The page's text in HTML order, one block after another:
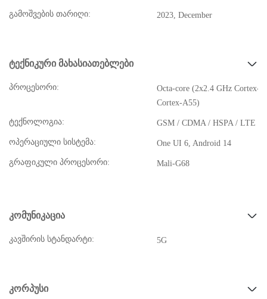
გამოშვების თარიღი: 2023, December
ტექნიკური მახასიათებლები
პროცესორი:
Octa-core (2x2.4 GHz Cortex-
Cortex-A55)
ტექნოლოგია: GSM / CDMA / HSPA / LTE /
ოპერაციული სისტემა: One UI 6, Android 14
გრაფიკული პროცესორი: Mali-G68
კომუნიკაცია
კავშირის სტანდარტი: 5G
კორპუსი